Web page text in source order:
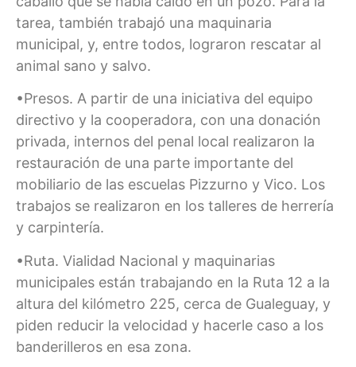
tarea, también trabajó una maquinaria
municipal, y, entre todos, lograron rescatar al
animal sano y salvo.
•Presos. A partir de una iniciativa del equipo
directivo y la cooperadora, con una donación
privada, internos del penal local realizaron la
restauración de una parte importante del
mobiliario de las escuelas Pizzurno y Vico. Los
trabajos se realizaron en los talleres de herrería
y carpintería.
•Ruta. Vialidad Nacional y maquinarias
municipales están trabajando en la Ruta 12 a la
altura del kilómetro 225, cerca de Gualeguay, y
piden reducir la velocidad y hacerle caso a los
banderilleros en esa zona.